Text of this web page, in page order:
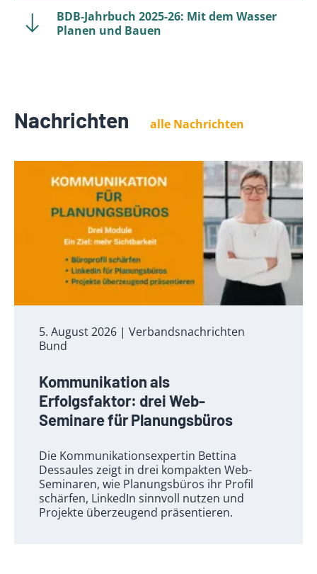
BDB-Jahrbuch 2025-26: Mit dem Wasser
Planen und Bauen
Nachrichten alle Nachrichten
5. August 2026 | Verbandsnachrichten
Bund
Kommunikation als
Erfolgsfaktor: drei Web-
Seminare für Planungsbüros
Die Kommunikationsexpertin Bettina
Dessaules zeigt in drei kompakten Web-
Seminaren, wie Planungsbüros ihr Profil
schärfen, LinkedIn sinnvoll nutzen und
Projekte überzeugend präsentieren.